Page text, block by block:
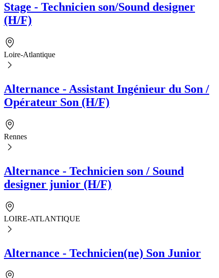
Stage - Technicien son/Sound designer
(H/F)
Loire-Atlantique
Alternance - Assistant Ingénieur du Son /
Opérateur Son (H/F)
Rennes
Alternance - Technicien son / Sound
designer junior (H/F)
LOIRE-ATLANTIQUE
Alternance - Technicien(ne) Son Junior